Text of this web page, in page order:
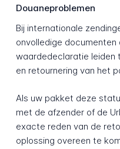
Douaneproblemen
Bij internationale
onvolledige documenten
waardedeclaratie leiden
en retournering van het
Als uw pakket deze
met de afzender of de
exacte reden van de
oplossing overeen te